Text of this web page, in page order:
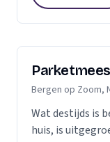
Bergen op Zoom,
Wat destijds is
huis, is